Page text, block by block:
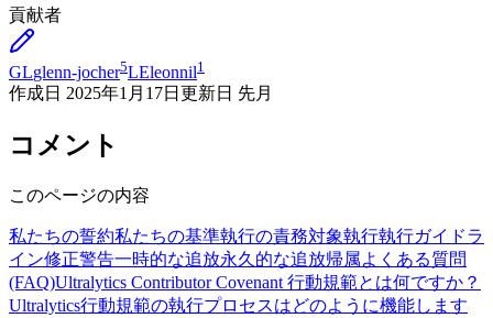
貢献者
GLglenn-jocher5LEleonnil1
作成日 2025年1月17日 更新日 先月
コメント
このページの内容
私たちの誓約私たちの基準執行の責務対象執行執行ガイドラ
イン修正警告一時的な追放永久的な追放帰属よくある質問
(FAQ)Ultralytics Contributor Covenant 行動規範とは何ですか？
Ultralytics行動規範の執行プロセスはどのように機能します